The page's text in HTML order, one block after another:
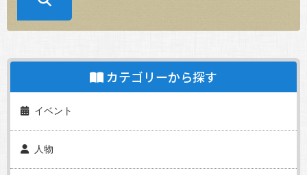
カテゴリーから探す
イベント
人物